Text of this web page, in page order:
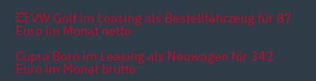
💥 VW Golf im Leasing als Bestellfahrzeug für 87
Euro im Monat netto
Cupra Born im Leasing als Neuwagen für 342
Euro im Monat brutto